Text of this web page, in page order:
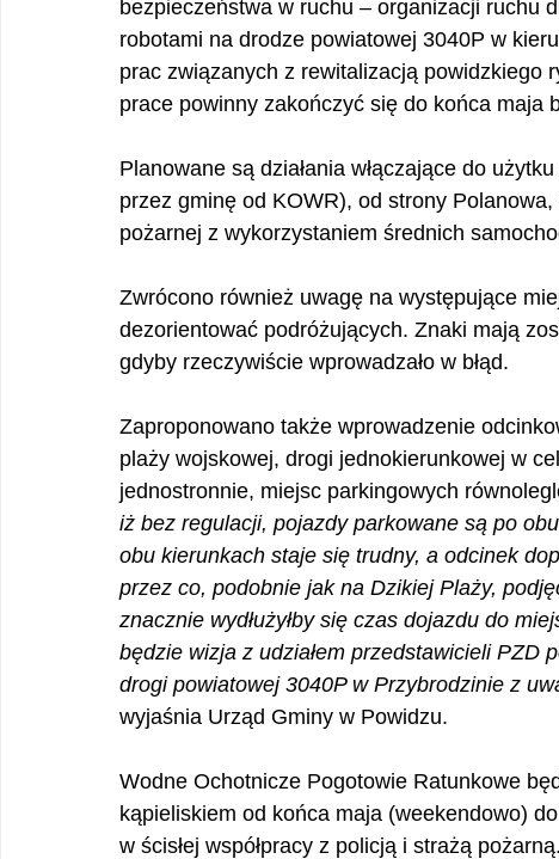
bezpieczeństwa w ruchu – organizacji ruchu
robotami na drodze powiatowej 3040P w
prac związanych z rewitalizacją powidzkiego
prace powinny zakończyć się do końca maja
Planowane są działania włączające do
przez gminę od KOWR), od strony
pożarnej z wykorzystaniem średnich
Zwrócono również uwagę na występujące
dezorientować podróżujących. Znaki mają
gdyby rzeczywiście wprowadzało w błąd.
Zaproponowano także wprowadzenie
plaży wojskowej, drogi jednokierunkowej w
jednostronnie, miejsc parkingowych
iż bez regulacji, pojazdy parkowane są po
obu kierunkach staje się trudny, a odcinek
przez co, podobnie jak na Dzikiej Plaży,
znacznie wydłużyłby się czas dojazdu do
będzie wizja z udziałem przedstawicieli PZD
drogi powiatowej 3040P w Przybrodzinie z
wyjaśnia Urząd Gminy w Powidzu.
Wodne Ochotnicze Pogotowie Ratunkowe
kąpieliskiem od końca maja (weekendowo)
w ścisłej współpracy z policją i strażą